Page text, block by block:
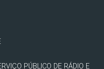
PÚBLICO DE RÁDIO E